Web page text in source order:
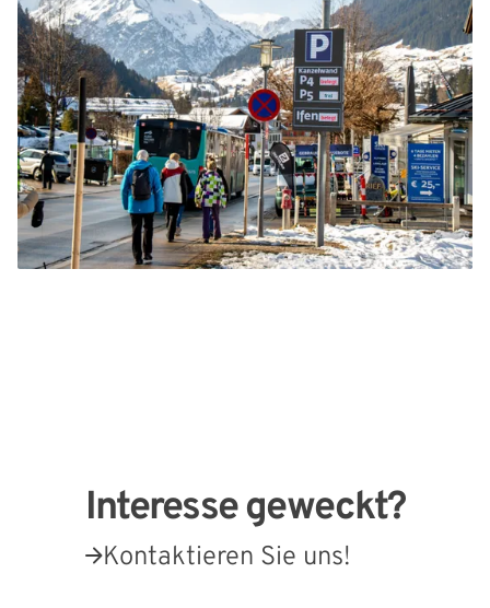
Interesse geweckt?
Kontaktieren Sie uns!